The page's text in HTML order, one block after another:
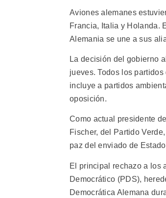
Aviones alemanes
Francia, Italia y Holanda.
Alemania se une a sus
La decisión del gobierno
jueves. Todos los
incluye a partidos
oposición.
Como actual presidente
Fischer, del Partido
paz del enviado de
El principal rechazo a los
Democrático (PDS),
Democrática Alemana